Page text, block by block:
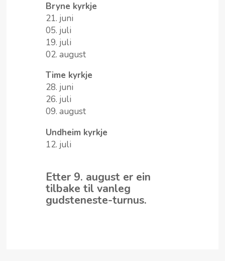
Bryne kyrkje
21. juni
05. juli
19. juli
02. august
Time kyrkje
28. juni
26. juli
09. august
Undheim kyrkje
12. juli
Etter 9. august er ein
tilbake til vanleg
gudsteneste-turnus.